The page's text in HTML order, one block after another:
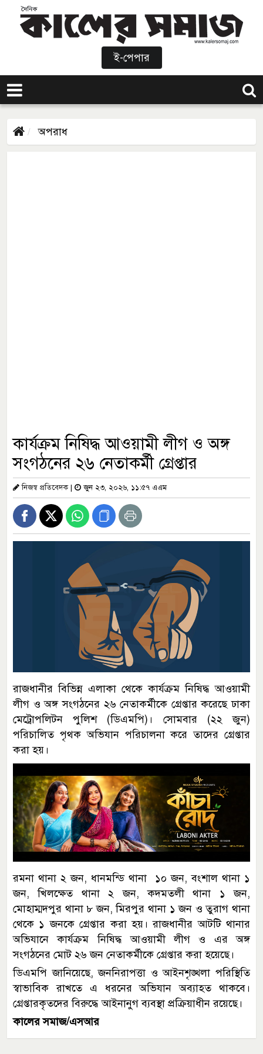
ই-পেপার
অপরাধ
কার্যক্রম নিষিদ্ধ আওয়ামী লীগ ও অঙ্গ
সংগঠনের ২৬ নেতাকর্মী গ্রেপ্তার
নিজস্ব প্রতিবেদক| জুন ২৩, ২০২৬, ১১:৫৭ এএম
রাজধানীর বিভিন্ন এলাকা থেকে কার্যক্রম নিষিদ্ধ আওয়ামী
লীগ ও অঙ্গ সংগঠনের ২৬ নেতাকর্মীকে গ্রেপ্তার করেছে ঢাকা
মেট্রোপলিটন পুলিশ (ডিএমপি)। সোমবার (২২ জুন)
পরিচালিত পৃথক অভিযান পরিচালনা করে তাদের গ্রেপ্তার
করা হয়।
রমনা থানা ২ জন, ধানমন্ডি থানা ১০ জন, বংশাল থানা ১
জন, খিলক্ষেত থানা ২ জন, কদমতলী থানা ১ জন,
মোহাম্মদপুর থানা ৮ জন, মিরপুর থানা ১ জন ও তুরাগ থানা
থেকে ১ জনকে গ্রেপ্তার করা হয়। রাজধানীর আটটি থানার
অভিযানে কার্যক্রম নিষিদ্ধ আওয়ামী লীগ ও এর অঙ্গ
সংগঠনের মোট ২৬ জন নেতাকর্মীকে গ্রেপ্তার করা হয়েছে।
ডিএমপি জানিয়েছে, জননিরাপত্তা ও আইনশৃঙ্খলা পরিস্থিতি
স্বাভাবিক রাখতে এ ধরনের অভিযান অব্যাহত থাকবে।
গ্রেপ্তারকৃতদের বিরুদ্ধে আইনানুগ ব্যবস্থা প্রক্রিয়াধীন রয়েছে।
কালের সমাজ/এসআর